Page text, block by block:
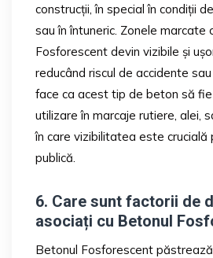
construcții, în special în condiții
sau în întuneric. Zonele marcate
Fosforescent devin vizibile și
reducând riscul de accidente
face ca acest tip de beton să
utilizare în marcaje rutiere, alei,
în care vizibilitatea este crucială
publică.
6. Care sunt factorii de
asociați cu Betonul
Betonul Fosforescent